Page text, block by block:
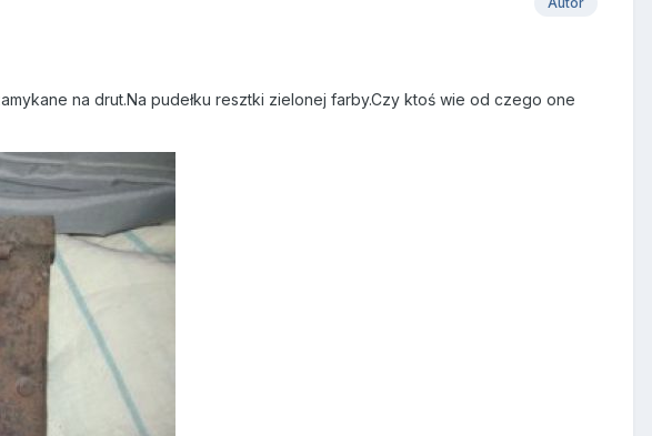
na drut.Na pudełku resztki zielonej farby.Czy ktoś wie od czego one